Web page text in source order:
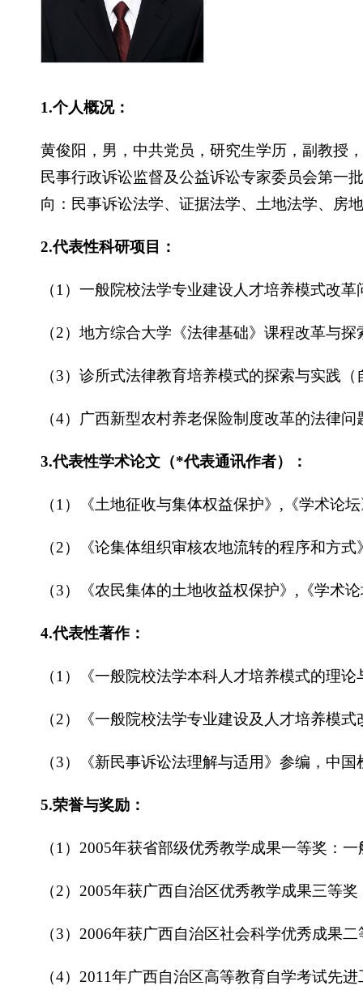
1.个人概况：
黄俊阳，男，中共党员，研究生学历，副教授
民事行政诉讼监督及公益诉讼专家委员会第一
向：民事诉讼法学、证据法学、土地法学、房
2.代表性科研项目：
（1）一般院校法学专业建设人才培养模式改
（2）地方综合大学《法律基础》课程改革与
（3）诊所式法律教育培养模式的探索与实践
（4）广西新型农村养老保险制度改革的法律
3.代表性学术论文（*代表通讯作者）：
（1）《土地征收与集体权益保护》,《学术论
（2）《论集体组织审核农地流转的程序和方
（3）《农民集体的土地收益权保护》,《学术
4.代表性著作：
（1）《一般院校法学本科人才培养模式的理
（2）《一般院校法学专业建设及人才培养模
（3）《新民事诉讼法理解与适用》参编，中
5.荣誉与奖励：
（1）2005年获省部级优秀教学成果一等奖：
（2）2005年获广西自治区优秀教学成果三等
（3）2006年获广西自治区社会科学优秀成果
（4）2011年广西自治区高等教育自学考试先